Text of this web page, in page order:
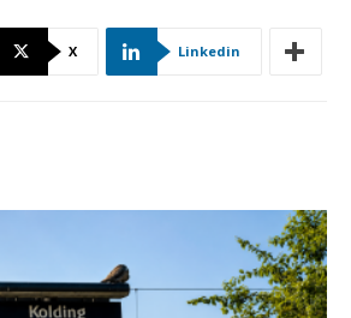
X Linkedin